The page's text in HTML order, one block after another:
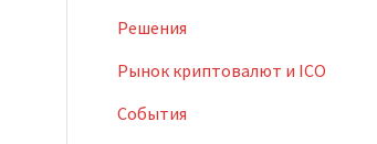
Решения
Рынок криптовалют и ICO
События